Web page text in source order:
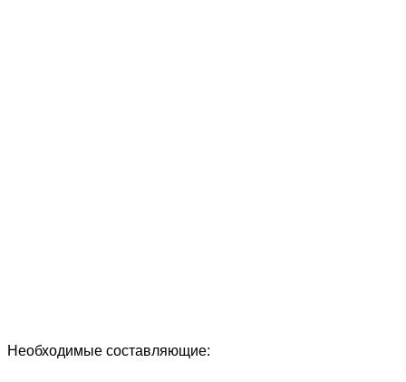
Необходимые составляющие: